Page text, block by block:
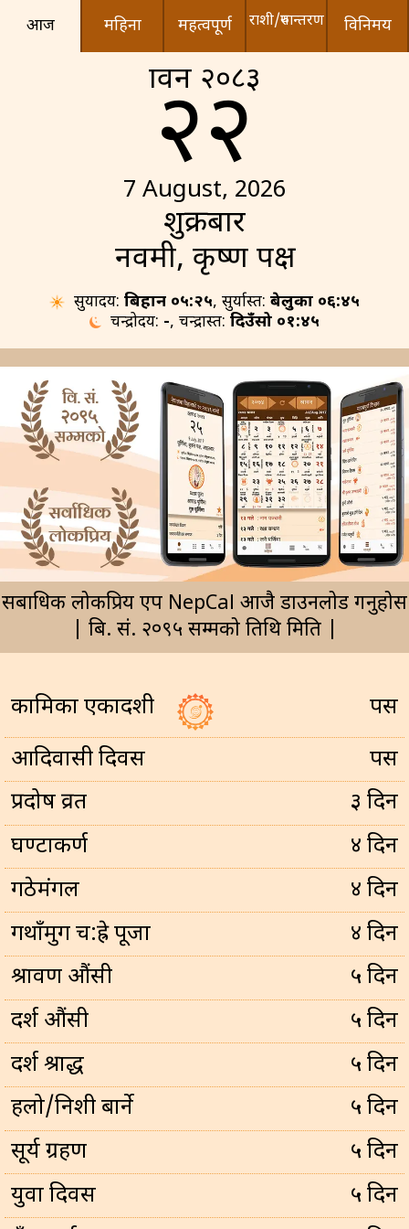
आज महिना महत्वपूर्ण राशी/रुपान्तरण विनिमय
श्रावन २०८३
२२
7 August, 2026
शुक्रबार
नवमी, कृष्ण पक्ष
सुर्योदय:बिहान ०५:२५, सुर्यास्त:बेलुका ०६:४५
चन्द्रोदय: -, चन्द्रास्त:दिउँसो ०१:४५
सर्बाधिक लोकप्रिय एप NepCal आजै डाउनलोड गर्नुहोस
| बि. सं. २०९५ सम्मको तिथि मिति |
कामिका एकादशी
पर्सि
आदिवासी दिवस
पर्सि
प्रदोष व्रत
३ दिन
घण्टाकर्ण
४ दिन
गठेमंगल
४ दिन
गथाँमुग च:ह्रे पूजा
४ दिन
श्रावण औंसी
५ दिन
दर्श औंसी
५ दिन
दर्श श्राद्ध
५ दिन
हलो/निशी बार्ने
५ दिन
सूर्य ग्रहण
५ दिन
युवा दिवस
५ दिन